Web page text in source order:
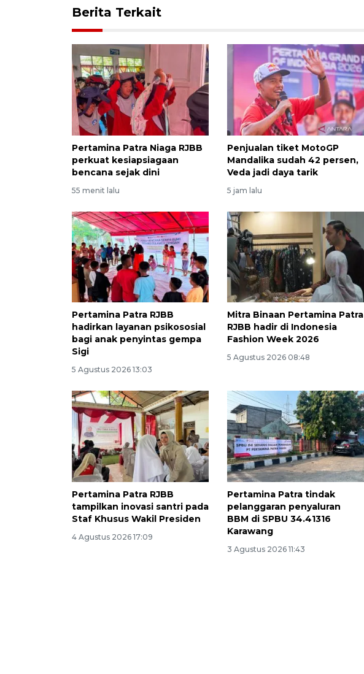
Berita Terkait
Pertamina Patra Niaga RJBB
perkuat kesiapsiagaan
bencana sejak dini
55 menit lalu
Penjualan tiket MotoGP
Mandalika sudah 42 persen,
Veda jadi daya tarik
5 jam lalu
Pertamina Patra RJBB
hadirkan layanan psikososial
bagi anak penyintas gempa
Sigi
5 Agustus 2026 13:03
Mitra Binaan Pertamina Patra
RJBB hadir di Indonesia
Fashion Week 2026
5 Agustus 2026 08:48
Pertamina Patra RJBB
tampilkan inovasi santri pada
Staf Khusus Wakil Presiden
4 Agustus 2026 17:09
Pertamina Patra tindak
pelanggaran penyaluran
BBM di SPBU 34.41316
Karawang
3 Agustus 2026 11:43